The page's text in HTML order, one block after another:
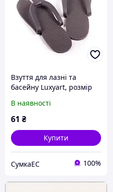
Взуття для лазні та
басейну Luxyart, розмір
В наявності
61 ₴
Купити
СумкаЕС 100%